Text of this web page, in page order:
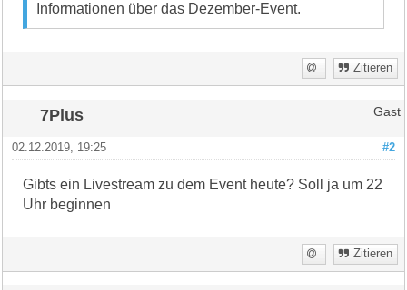
Informationen über das Dezember-Event.
Zitieren
7Plus Gast
#2
02.12.2019, 19:25
Gibts ein Livestream zu dem Event heute? Soll ja um 22
Uhr beginnen
Zitieren